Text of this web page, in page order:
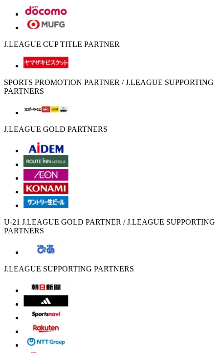
J.LEAGUE CUP TITLE PARTNER
SPORTS PROMOTION PARTNER / J.LEAGUE SUPPORTING
PARTNERS
J.LEAGUE GOLD PARTNERS
U-21 J.LEAGUE GOLD PARTNER / J.LEAGUE SUPPORTING
PARTNERS
J.LEAGUE SUPPORTING PARTNERS